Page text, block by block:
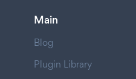
Main
Blog
Plugin Library